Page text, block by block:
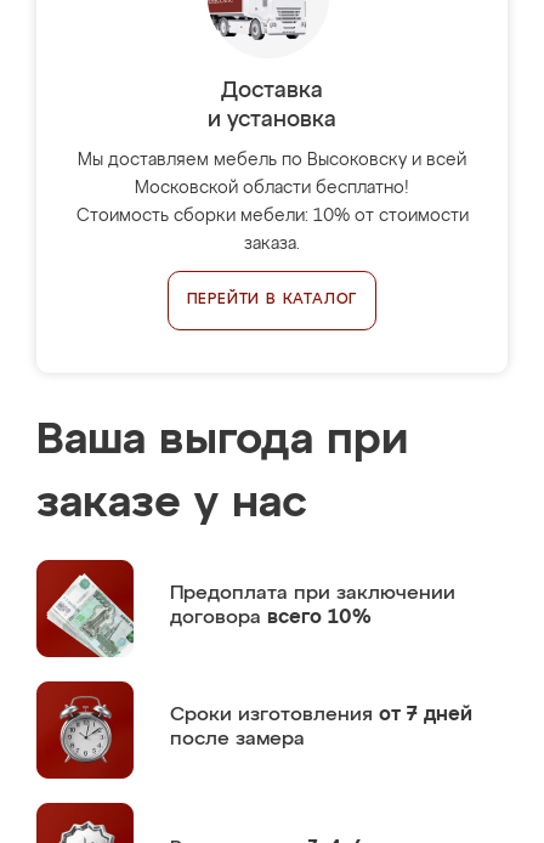
Доставка
и установка
Мы доставляем мебель по Высоковску и всей
Московской области бесплатно!
Стоимость сборки мебели: 10% от стоимости
заказа.
ПЕРЕЙТИ В КАТАЛОГ
Ваша выгода при
заказе у нас
Предоплата при заключении
договора всего 10%
Сроки изготовления от 7 дней
после замера